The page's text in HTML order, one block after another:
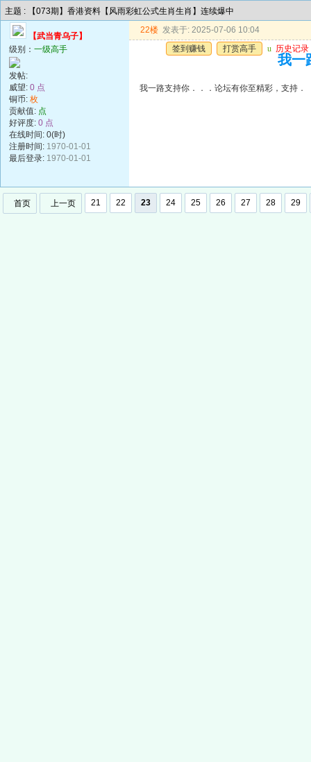
主题 : 【073期】香港资料【风雨彩虹公式生肖生肖】连续爆中
【武当青乌子】
级别： 一级高手
发帖:
威望: 0 点
铜币: 枚
贡献值: 点
好评度: 0 点
在线时间: 0(时)
注册时间: 1970-01-01
最后登录: 1970-01-01
22楼 发表于: 2025-07-06 10:04
签到赚钱
打赏高手 u 历史记录
我一
我一路支持你．．．论坛有你至精彩，支持．
首页 上一页 21 22 23 24 25 26 27 28 29